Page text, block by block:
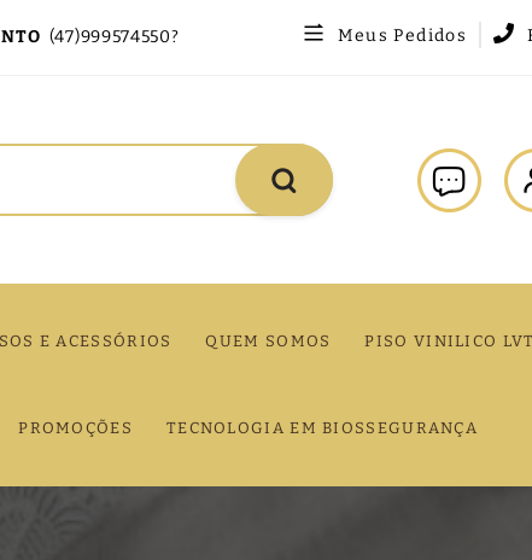
(47)999574550? Meus Pedidos
E ACESSÓRIOS QUEM SOMOS PISO VINILICO
PROMOÇÕES TECNOLOGIA EM BIOSSEGURANÇA